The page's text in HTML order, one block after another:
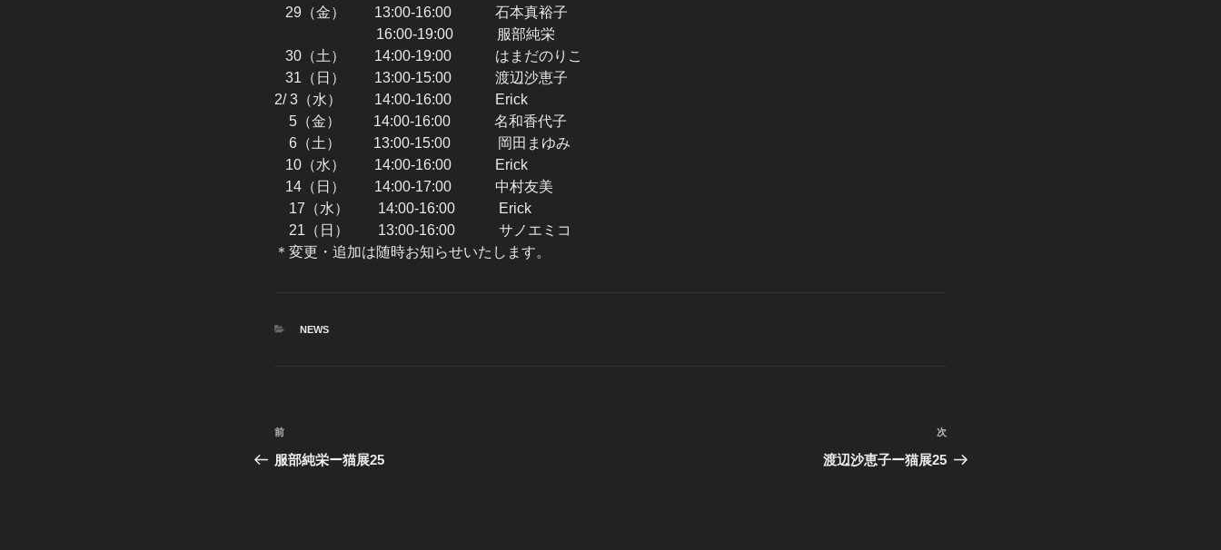
29（金） 13:00-16:00 石本真裕子
16:00-19:00 服部純栄
30（土） 14:00-19:00 はまだのりこ
31（日） 13:00-15:00 渡辺沙恵子
2/ 3（水） 14:00-16:00 Erick
5（金） 14:00-16:00 名和香代子
6（土） 13:00-15:00 岡田まゆみ
10（水） 14:00-16:00 Erick
14（日） 14:00-17:00 中村友美
17（水） 14:00-16:00 Erick
21（日） 13:00-16:00 サノエミコ
＊変更・追加は随時お知らせいたします。
カ
NEWS
投
稿
前
の
前
服部純栄ー猫展25
次
の
次
渡辺沙恵子ー猫展25